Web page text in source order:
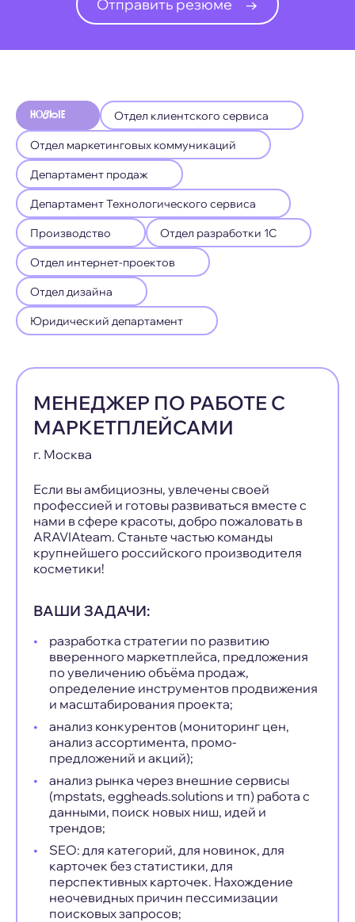
Отправить резюме
→
новые Отдел клиентского сервиса
Отдел маркетинговых коммуникаций
Департамент продаж
Департамент Технологического сервиса
Производство Отдел разработки 1С
Отдел интернет-проектов
Отдел дизайна
Юридический департамент
МЕНЕДЖЕР ПО РАБОТЕ С
МАРКЕТПЛЕЙСАМИ
г. Москва
Если вы амбициозны, увлечены своей
профессией и готовы развиваться вместе с
нами в сфере красоты, добро пожаловать в
ARAVIAteam. Станьте частью команды
крупнейшего российского производителя
косметики!
ВАШИ ЗАДАЧИ:
разработка стратегии по развитию
вверенного маркетплейса, предложения
по увеличению объёма продаж,
определение инструментов продвижения
и масштабирования проекта;
анализ конкурентов (мониторинг цен,
анализ ассортимента, промо-
предложений и акций);
анализ рынка через внешние сервисы
(mpstats, eggheads.solutions и тп) работа с
данными, поиск новых ниш, идей и
трендов;
SEO: для категорий, для новинок, для
карточек без статистики, для
перспективных карточек. Нахождение
неочевидных причин пессимизации
поисковых запросов;